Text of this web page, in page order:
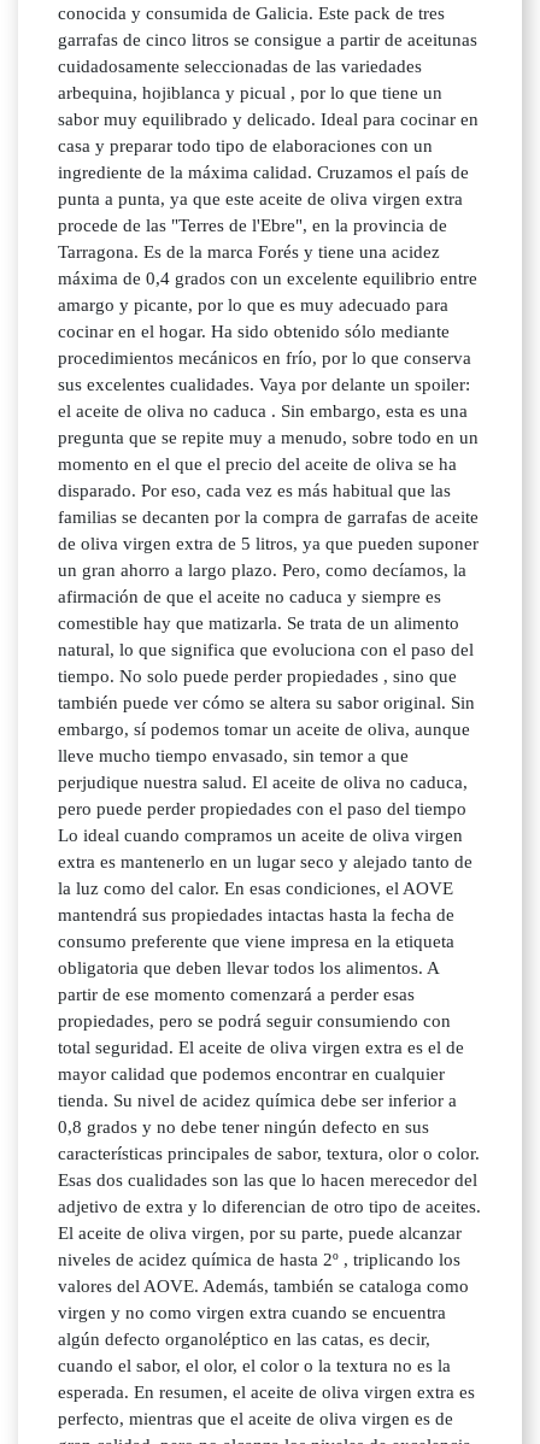
conocida y consumida de Galicia. Este pack de tres
garrafas de cinco litros se consigue a partir de aceitunas
cuidadosamente seleccionadas de las variedades
arbequina, hojiblanca y picual , por lo que tiene un
sabor muy equilibrado y delicado. Ideal para cocinar en
casa y preparar todo tipo de elaboraciones con un
ingrediente de la máxima calidad. Cruzamos el país de
punta a punta, ya que este aceite de oliva virgen extra
procede de las "Terres de l'Ebre", en la provincia de
Tarragona. Es de la marca Forés y tiene una acidez
máxima de 0,4 grados con un excelente equilibrio entre
amargo y picante, por lo que es muy adecuado para
cocinar en el hogar. Ha sido obtenido sólo mediante
procedimientos mecánicos en frío, por lo que conserva
sus excelentes cualidades. Vaya por delante un spoiler:
el aceite de oliva no caduca . Sin embargo, esta es una
pregunta que se repite muy a menudo, sobre todo en un
momento en el que el precio del aceite de oliva se ha
disparado. Por eso, cada vez es más habitual que las
familias se decanten por la compra de garrafas de aceite
de oliva virgen extra de 5 litros, ya que pueden suponer
un gran ahorro a largo plazo. Pero, como decíamos, la
afirmación de que el aceite no caduca y siempre es
comestible hay que matizarla. Se trata de un alimento
natural, lo que significa que evoluciona con el paso del
tiempo. No solo puede perder propiedades , sino que
también puede ver cómo se altera su sabor original. Sin
embargo, sí podemos tomar un aceite de oliva, aunque
lleve mucho tiempo envasado, sin temor a que
perjudique nuestra salud. El aceite de oliva no caduca,
pero puede perder propiedades con el paso del tiempo
Lo ideal cuando compramos un aceite de oliva virgen
extra es mantenerlo en un lugar seco y alejado tanto de
la luz como del calor. En esas condiciones, el AOVE
mantendrá sus propiedades intactas hasta la fecha de
consumo preferente que viene impresa en la etiqueta
obligatoria que deben llevar todos los alimentos. A
partir de ese momento comenzará a perder esas
propiedades, pero se podrá seguir consumiendo con
total seguridad. El aceite de oliva virgen extra es el de
mayor calidad que podemos encontrar en cualquier
tienda. Su nivel de acidez química debe ser inferior a
0,8 grados y no debe tener ningún defecto en sus
características principales de sabor, textura, olor o color.
Esas dos cualidades son las que lo hacen merecedor del
adjetivo de extra y lo diferencian de otro tipo de aceites.
El aceite de oliva virgen, por su parte, puede alcanzar
niveles de acidez química de hasta 2º , triplicando los
valores del AOVE. Además, también se cataloga como
virgen y no como virgen extra cuando se encuentra
algún defecto organoléptico en las catas, es decir,
cuando el sabor, el olor, el color o la textura no es la
esperada. En resumen, el aceite de oliva virgen extra es
perfecto, mientras que el aceite de oliva virgen es de